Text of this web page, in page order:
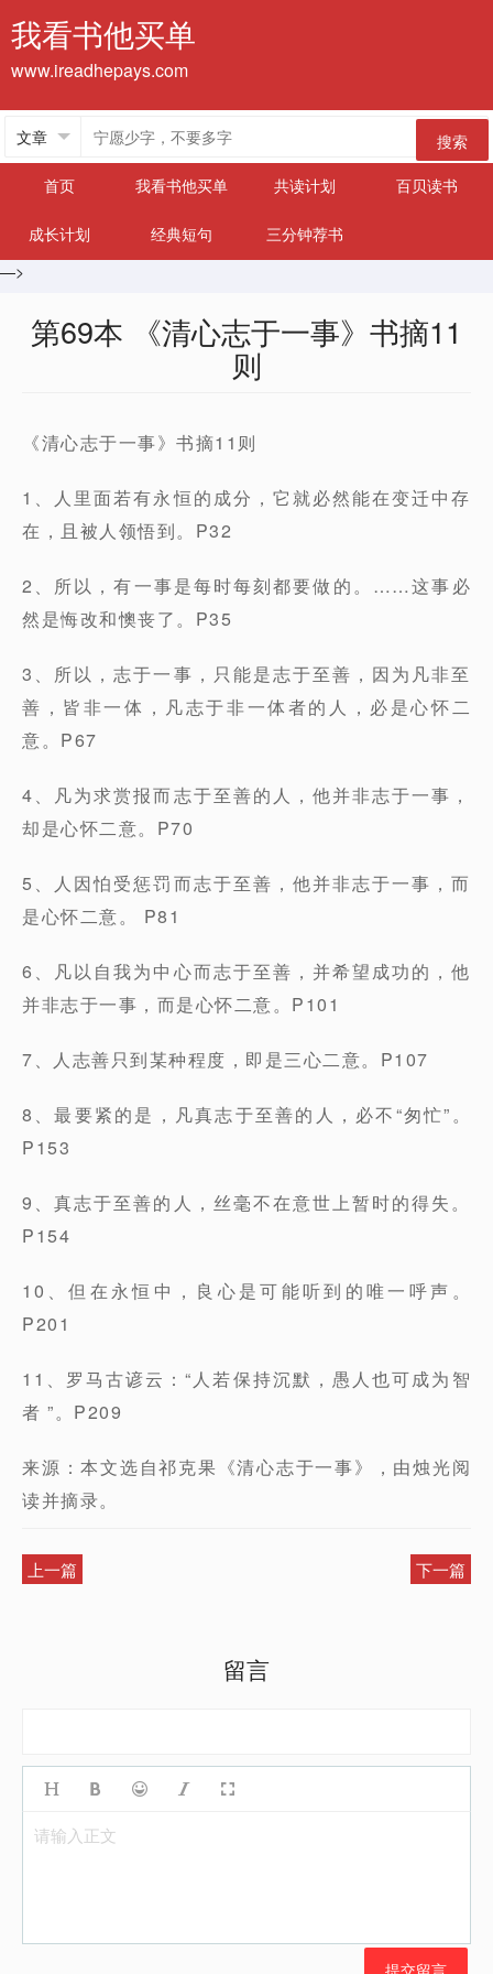
我看书他买单
www.ireadhepays.com
搜索
首页
我看书他买单 共读计划 百贝读书
成长计划 经典短句
三分钟荐书
—>
第69本 《清心志于一事》书摘11
则
《清心志于一事》书摘11则
1、人里面若有永恒的成分，它就必然能在变迁中存
在，且被人领悟到。P32
2、所以，有一事是每时每刻都要做的。……这事必
然是悔改和懊丧了。P35
3、所以，志于一事，只能是志于至善，因为凡非至
善，皆非一体，凡志于非一体者的人，必是心怀二
意。P67
4、凡为求赏报而志于至善的人，他并非志于一事，
却是心怀二意。P70
5、人因怕受惩罚而志于至善，他并非志于一事，而
是心怀二意。 P81
6、凡以自我为中心而志于至善，并希望成功的，他
并非志于一事，而是心怀二意。P101
7、人志善只到某种程度，即是三心二意。P107
8、最要紧的是，凡真志于至善的人，必不“匆忙”。
P153
9、真志于至善的人，丝毫不在意世上暂时的得失。
P154
10、但在永恒中，良心是可能听到的唯一呼声。
P201
11、罗马古谚云：“人若保持沉默，愚人也可成为智
者 ”。P209
来源：本文选自祁克果《清心志于一事》，由烛光阅
读并摘录。
上一篇 下一篇
留言
请输入正文
提交留言